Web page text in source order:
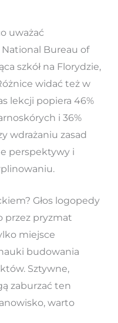
uważać
Bureau of
szkół na Florydzie,
widać też w
lekcji popiera 46%
i 36%
wdrażaniu zasad
perspektywy i
Głos logopedy
przez pryzmat
miejsce
budowania
Sztywne,
zaburzać ten
warto